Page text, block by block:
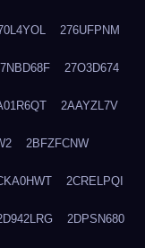
276UFPNM
27O3D674
2AAYZL7V
2BFZFCNW
2CRELPQI
2DPSN680